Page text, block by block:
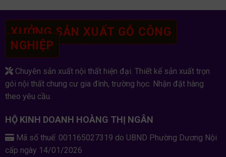
XƯỞNG SẢN XUẤT GỖ CÔNG
NGHIỆP
Chuyên sản xuất nội thất hiện đại. Thiết kế sản xuất trọn
gói nội thất chung cư gia đình, trường học. Nhận đặt hàng
theo yêu cầu.
HỘ KINH DOANH HOÀNG THỊ NGÂN
Mã số thuế: 001165027319 do UBND Phường Dương Nội
cấp ngày 14/01/2026